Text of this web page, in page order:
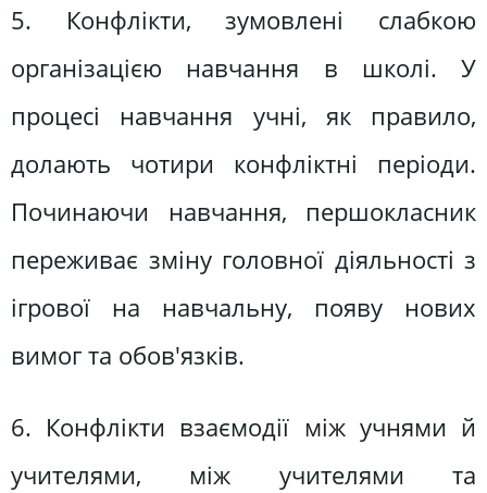
5. Конфлікти, зумовлені слабкою
організацією навчання в школі. У
процесі навчання учні, як правило,
долають чотири конфліктні періоди.
Починаючи навчання, першокласник
переживає зміну головної діяльності з
ігрової на навчальну, появу нових
вимог та обов'язків.
6. Конфлікти взаємодії між учнями й
учителями, між учителями та